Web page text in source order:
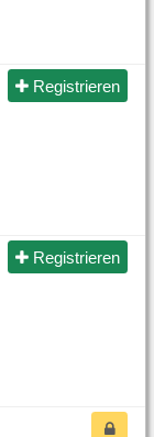
Registrieren
Registrieren